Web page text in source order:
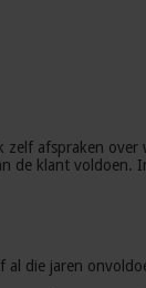
zelf afspraken
de klant voldoen.
die jaren